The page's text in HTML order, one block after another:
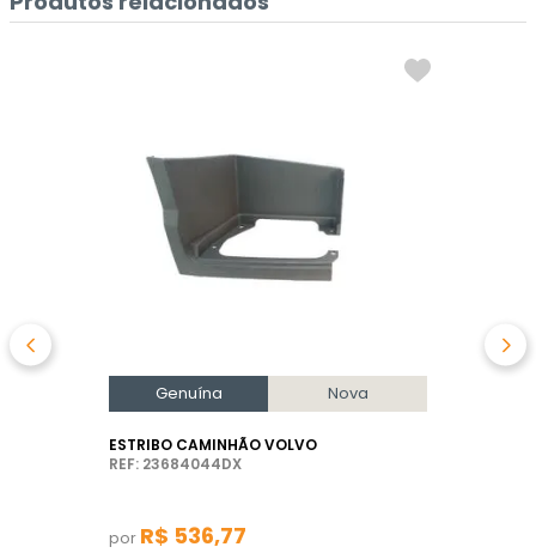
Genuína Nova
ESTRIBO CAMINHÃO VOLVO
REF: 23684044DX
por R$ 536,77